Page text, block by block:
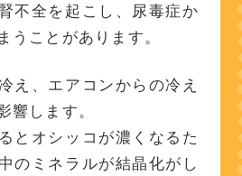
不全を起こし、尿毒症か
うことがあります。
え、エアコンからの冷え
響します。
とオシッコが濃くなるた
のミネラルが結晶化がし